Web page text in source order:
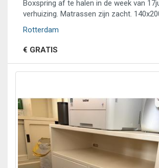
Boxspring af te halen in de week van
verhuizing. Matrassen zijn zacht.
Rotterdam
€ GRATIS